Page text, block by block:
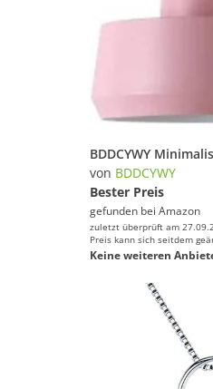
von BDDCYWY
Bester Preis
gefunden bei Amazon
zuletzt überprüft am
Preis kann sich seitdem
Keine weiteren